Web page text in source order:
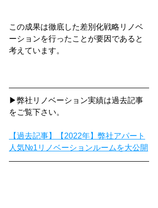
この成果は徹底した差別化戦略リノベ
ーションを行ったことが要因であると
考えています。
▶弊社リノベーション実績は過去記事
をご覧下さい。
【過去記事】【2022年】弊社アパート
人気№1リノベーションルームを大公開